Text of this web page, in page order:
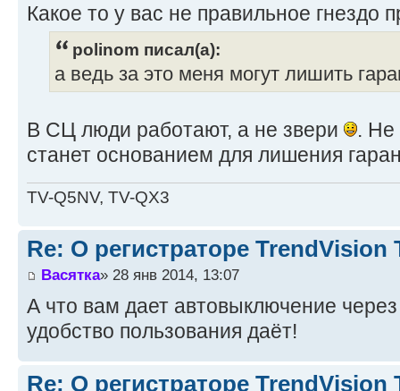
Какое то у вас не правильное гнездо
polinom писал(а):
а ведь за это меня могут лишить
В СЦ люди работают, а не звери
. Не
станет основанием для лишения
TV-Q5NV, TV-QX3
Re: О регистраторе TrendVision
Васятка» 28 янв 2014, 13:07
А что вам дает автовыключение через
удобство пользования даёт!
Re: О регистраторе TrendVision